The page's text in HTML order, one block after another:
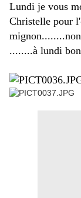
Lundi je vous
Christelle pour
........à lundi